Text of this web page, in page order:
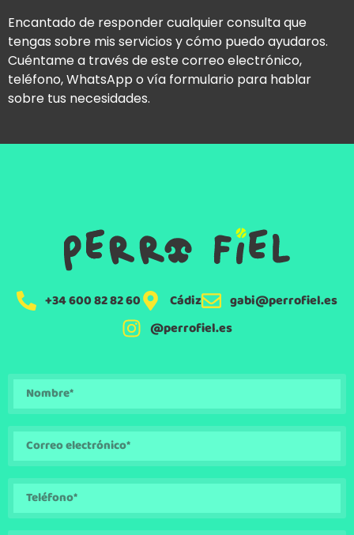
Encantado de responder cualquier consulta que
tengas sobre mis servicios y cómo puedo ayudaros.
Cuéntame a través de este correo electrónico,
teléfono, WhatsApp o vía formulario para hablar
sobre tus necesidades.
+34 600 82 82 60 Cádiz
gabi@perrofiel.es
@perrofiel.es